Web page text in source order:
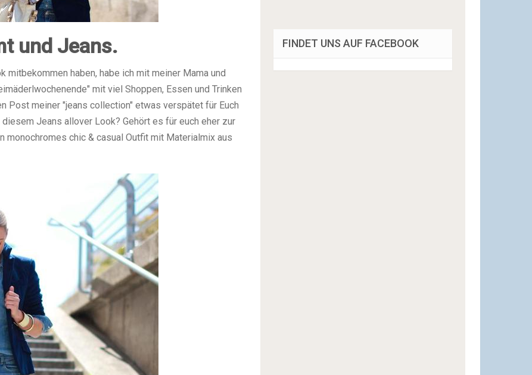
und Jeans.
mitbekommen haben, habe ich mit meiner Mama und
mit viel Shoppen, Essen und Trinken
Post meiner "jeans collection" etwas verspätet für Euch
Jeans allover Look? Gehört es für euch eher zur
monochromes chic & casual Outfit mit Materialmix aus
FINDET UNS AUF FACEBOOK